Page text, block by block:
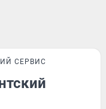
СЕРВИС